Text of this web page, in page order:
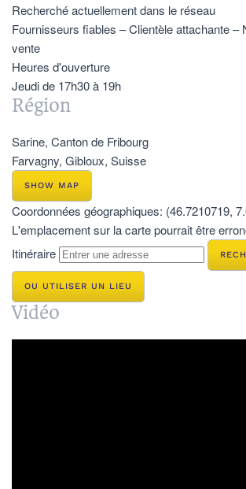
Recherché actuellement dans le réseau
Fournisseurs fiables – Clientèle attachante –
vente
Heures d'ouverture
Jeudi de 17h30 à 19h
Région
Sarine, Canton de Fribourg
Farvagny, Gibloux, Suisse
SHOW MAP
Coordonnées géographiques: (46.7210719,
L'emplacement sur la carte pourrait être
Itinéraire
OU UTILISER UN LIEU
Vidéo